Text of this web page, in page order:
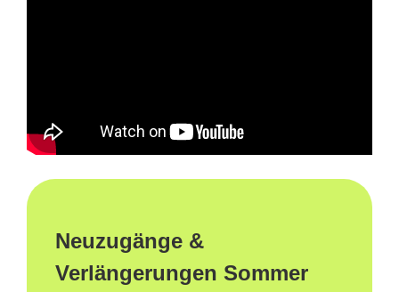
Neuzugänge &
Verlängerungen Sommer